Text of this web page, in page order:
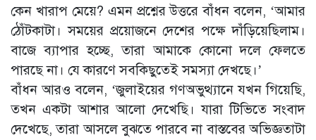
কেন খারাপ মেয়ে? এমন প্রশ্নের উত্তরে বাঁধন বলেন, ‘আমার
ঠোঁটকাটা। সময়ের প্রয়োজনে দেশের পক্ষে দাঁড়িয়েছিলাম।
বাজে ব্যাপার হচ্ছে, তারা আমাকে কোনো দলে ফেলতে
পারছে না। যে কারণে সবকিছুতেই সমস্যা দেখছে।’
বাঁধন আরও বলেন, ‘জুলাইয়ের গণঅভুত্থ্যানে যখন গিয়েছি,
তখন একটা আশার আলো দেখেছি। যারা টিভিতে সংবাদ
দেখেছে, তারা আসলে বুঝতে পারবে না বাস্তবের অভিজ্ঞতাটা